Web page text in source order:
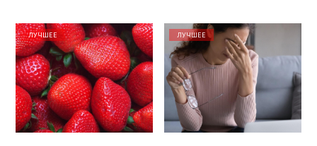
ЛУЧШЕЕ ЛУЧШЕЕ